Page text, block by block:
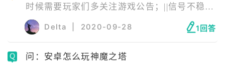
时候需要玩家们多关注游戏公告；||信号不稳
定：尽量打开4G进行游戏，WIFI需要找到信号
强的源头才行；||版本问题：版本老旧，玩家们
也可以尝试下最新版游戏；||手机内存不足或存
在游戏缓存：这时候需要玩家们清理一下运行
Delta 2020-09-28 1回答
问：安卓怎么玩神魔之塔